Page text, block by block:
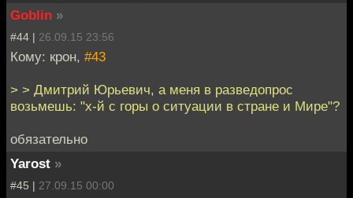
Goblin »
#44 | 26.09.15 23:56
Кому: крон, #43
> > Дмитрий Юрьевич, а меня в разведопрос
возьмешь: "х-й с горы о ситуации в стране и Мире"?
обязательно
Yarost »
#45 | 27.09.15 00:00